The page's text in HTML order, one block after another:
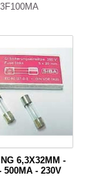
6,3X32MM -
500MA - 230V